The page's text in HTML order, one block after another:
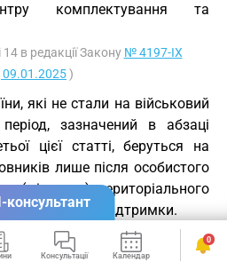
комплектування та
в редакції Закону № 4197-IX
09.01.2025)
які не стали на військовий
зазначений в абзаці
цієї статті, беруться на
лише після особистого
(міського) територіального
та соціальної підтримки.
14 в редакції Закону№ 4197-IX
сьому статті 14 виключено на
Консультації Календар Сервіси
0
консультант